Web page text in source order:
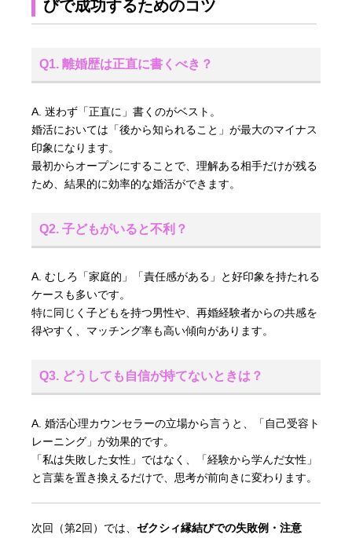
びで成功するためのコツ
Q1. 離婚歴は正直に書くべき？
A. 迷わず「正直に」書くのがベスト。
婚活においては「後から知られること」が最大のマイナス
印象になります。
最初からオープンにすることで、理解ある相手だけが残る
ため、結果的に効率的な婚活ができます。
Q2. 子どもがいると不利？
A. むしろ「家庭的」「責任感がある」と好印象を持たれる
ケースも多いです。
特に同じく子どもを持つ男性や、再婚経験者からの共感を
得やすく、マッチング率も高い傾向があります。
Q3. どうしても自信が持てないときは？
A. 婚活心理カウンセラーの立場から言うと、「自己受容ト
レーニング」が効果的です。
「私は失敗した女性」ではなく、「経験から学んだ女性」
と言葉を置き換えるだけで、思考が前向きに変わります。
次回（第2回）では、ゼクシィ縁結びでの失敗例・注意